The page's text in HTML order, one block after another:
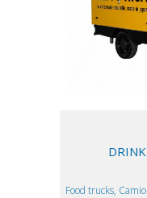
Food trucks,